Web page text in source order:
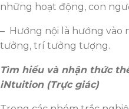
những hoạt động, con
– Hướng nội là hướng vào
tưởng, trí tưởng tượng.
Tìm hiểu và nhận thức
iNtuition (Trực giác)